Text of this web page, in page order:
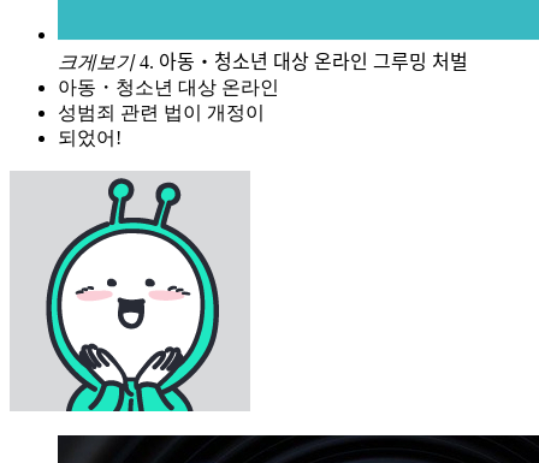
크게보기 4. 아동・청소년 대상 온라인 그루밍 처벌
아동・청소년 대상 온라인
성범죄 관련 법이 개정이
되었어!